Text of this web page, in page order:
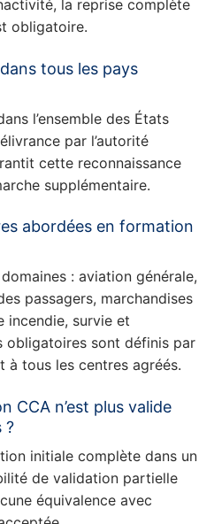
la reprise complète
obligatoire.
tous les pays
l’ensemble des États
par l’autorité
cette reconnaissance
supplémentaire.
abordées en formation
: aviation générale,
passagers, marchandises
incendie, survie et
obligatoires sont définis par
à tous les centres agréés.
CCA n’est plus valide
?
initiale complète dans un
de validation partielle
équivalence avec